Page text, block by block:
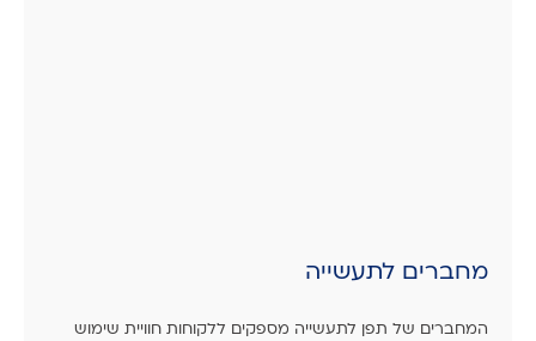
מחברים לתעשייה
המחברים של תפן לתעשייה מספקים ללקוחות חוויית שימוש